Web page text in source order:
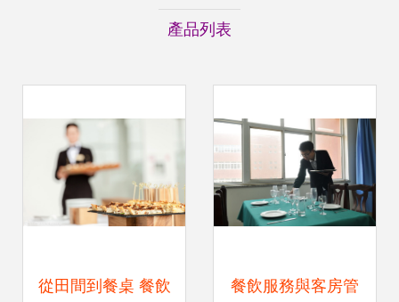
產品列表
從田間到餐桌 餐飲 餐飲服務與客房管